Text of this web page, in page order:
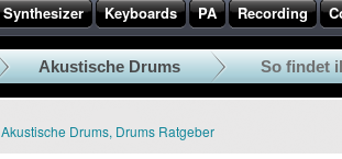
Synthesizer Keyboards PA Recording
Akustische Drums So findet
Akustische Drums, Drums Ratgeber